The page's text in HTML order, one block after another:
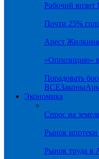
Рабочий визит
Почти 25%
Арест Жилкина
«Оппозицию» в
Порадовать
ВСЕЗаконы
Экономика
Спрос на
Рынок ипотеки
Рынок труда в